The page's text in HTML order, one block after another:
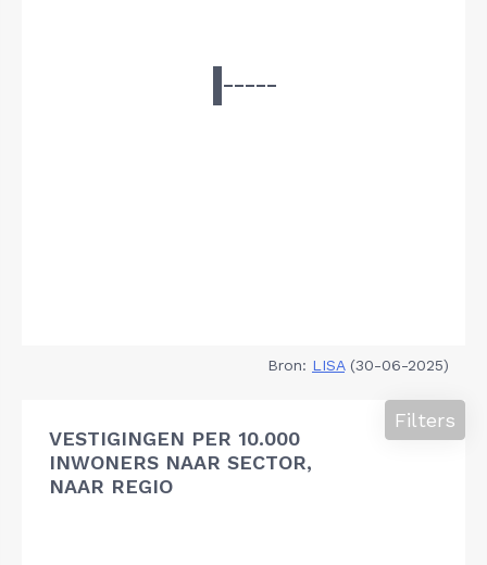
Bron: LISA(30-06-2025)
VESTIGINGEN PER 10.000
INWONERS NAAR SECTOR,
NAAR REGIO
Filters